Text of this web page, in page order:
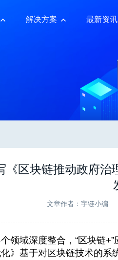
解决方案 最新资讯
《区块链推动政府
文章作者：宇链小编
领域深度整合，“区块链
》基于对区块链技术的